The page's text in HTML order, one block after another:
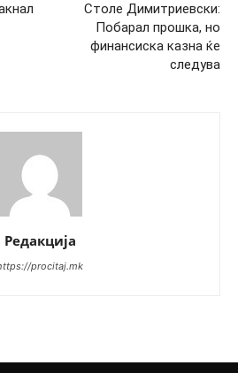
Столе Димитриевски:
Побарал прошка, но
финансиска казна ќе
следува
Редакција
procitaj.mk